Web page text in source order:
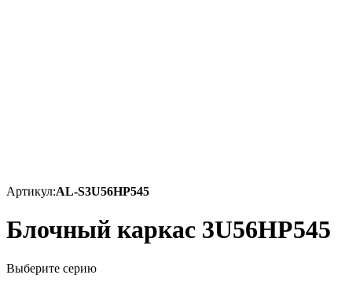
Артикул:AL-S3U56HP545
Блочный каркас 3U56HP545
Выберите серию